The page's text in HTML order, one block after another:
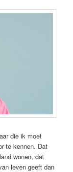
die ik moet
te kennen. Dat
wonen, dat
leven geeft dan